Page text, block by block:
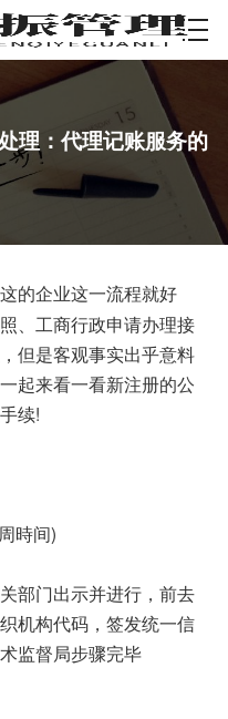
理：代理记账服务的
的企业这一流程就好
、工商行政申请办理接
但是客观事实出乎意料
起来看一看新注册的公
续!
時间)
部门出示并进行，前去
机构代码，签发统一信
监督局步骤完毕